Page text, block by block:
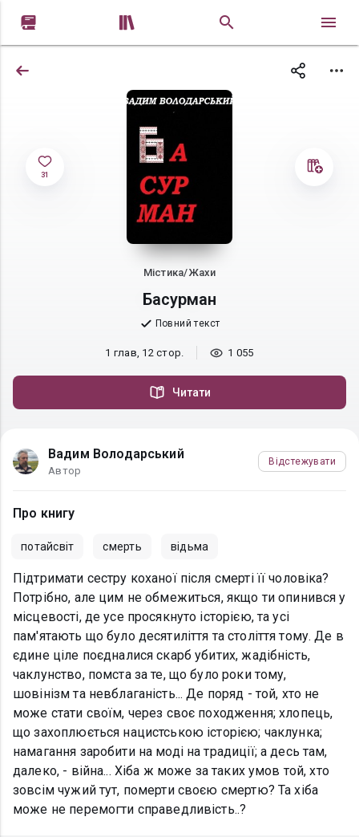
 
31
Містика/Жахи
Басурман
Повний текст
1 глав, 12 стор. 1 055
Читати
Вадим Володарський
Автор
Відстежувати
Про книгу
потайсвіт смерть відьма
Підтримати сестру коханої після смерті її чоловіка?
Потрібно, але цим не обмежиться, якщо ти опинився у
місцевості, де усе просякнуто історією, та усі
пам'ятають що було десятиліття та століття тому. Де в
єдине ціле поєдналися скарб убитих, жадібність,
чаклунство, помста за те, що було роки тому,
шовінізм та невблаганість... Де поряд - той, хто не
може стати своїм, через своє походження; хлопець,
що захоплюється нацистською історією; чаклунка;
намагання заробити на моді на традиції; а десь там,
далеко, - війна... Хіба ж може за таких умов той, хто
зовсім чужий тут, померти своєю смертю? Та хіба
може не перемогти справедливість..?